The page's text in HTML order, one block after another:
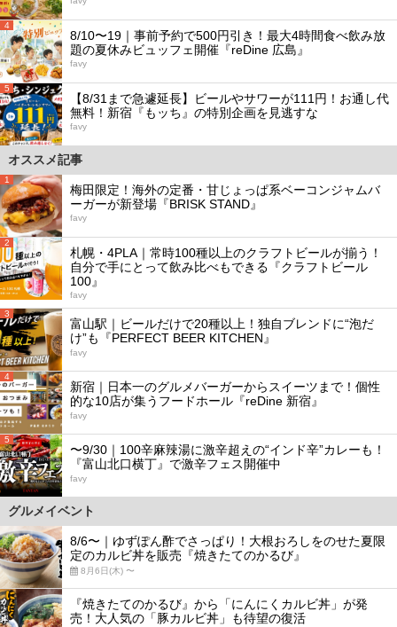
4
8/10〜19｜事前予約で500円引き！最大4時間食べ飲み放
題の夏休みビュッフェ開催『reDine 広島』
favy
5
【8/31まで急遽延長】ビールやサワーが111円！お通し代
無料！新宿『もッち』の特別企画を見逃すな
favy
オススメ記事
1
梅田限定！海外の定番・甘じょっぱ系ベーコンジャムバ
ーガーが新登場『BRISK STAND』
favy
2
札幌・4PLA｜常時100種以上のクラフトビールが揃う！
自分で手にとって飲み比べもできる『クラフトビール
100』
favy
3
富山駅｜ビールだけで20種以上！独自ブレンドに“泡だ
け”も『PERFECT BEER KITCHEN』
favy
4
新宿｜日本一のグルメバーガーからスイーツまで！個性
的な10店が集うフードホール『reDine 新宿』
favy
5
〜9/30｜100辛麻辣湯に激辛超えの“インド辛”カレーも！
『富山北口横丁』で激辛フェス開催中
favy
グルメイベント
8/6〜｜ゆずぽん酢でさっぱり！大根おろしをのせた夏限
定のカルビ丼を販売『焼きたてのかるび』
8月6日(木) 〜
『焼きたてのかるび』から「にんにくカルビ丼」が発
売！大人気の「豚カルビ丼」も待望の復活